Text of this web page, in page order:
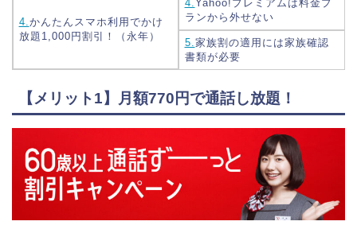
4.かんたんスマホ利用でかけ
放題1,000円割引！（永年）
4.Yahoo!プレミアムは料金プ
ランから外せない
5.家族割の適用には家族確認
書類が必要
【メリット1】月額770円で通話し放題！